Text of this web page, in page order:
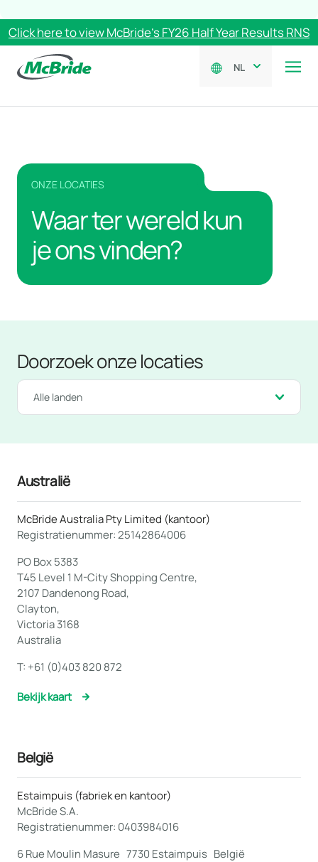
Click here to view McBride’s FY26 Half Year Results RNS
NL
ONZE LOCATIES
Waar ter wereld kun
je ons vinden?
Doorzoek onze locaties
Alle landen
Australië
McBride Australia Pty Limited (kantoor)
Registratienummer: 25142864006
PO Box 5383
T45 Level 1 M-City Shopping Centre,
2107 Dandenong Road,
Clayton,
Victoria 3168
Australia
T: +61 (0)403 820 872
Bekijk kaart
België
Estaimpuis (fabriek en kantoor)
McBride S.A.
Registratienummer: 0403984016
6 Rue Moulin Masure 7730 Estaimpuis België